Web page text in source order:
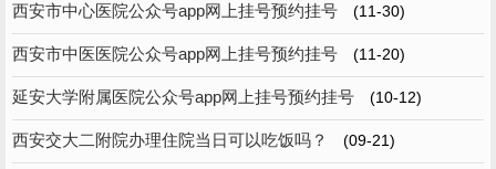
西安市中心医院公众号app网上挂号预约挂号 (11-30)
西安市中医医院公众号app网上挂号预约挂号 (11-20)
延安大学附属医院公众号app网上挂号预约挂号 (10-12)
西安交大二附院办理住院当日可以吃饭吗？ (09-21)